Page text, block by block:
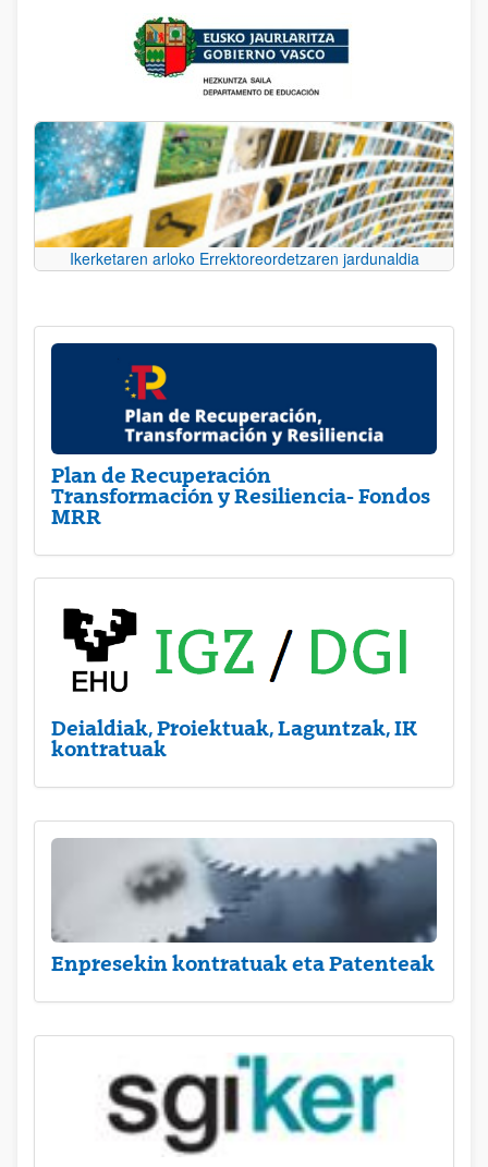
Ikerketaren arloko Errektoreordetzaren jardunaldia
Plan de Recuperación
Transformación y Resiliencia- Fondos
MRR
Deialdiak, Proiektuak, Laguntzak, IK
kontratuak
Enpresekin kontratuak eta Patenteak